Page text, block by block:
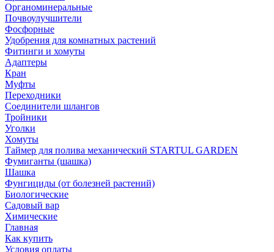
Органоминеральные
Почвоулучшители
Фосфорные
Удобрения для комнатных растений
Фитинги и хомуты
Адаптеры
Кран
Муфты
Переходники
Соединители шлангов
Тройники
Уголки
Хомуты
Таймер для полива механический STARTUL GARDEN
Фумиганты (шашка)
Шашка
Фунгициды (от болезней растений)
Биологические
Садовый вар
Химические
Главная
Как купить
Условия оплаты